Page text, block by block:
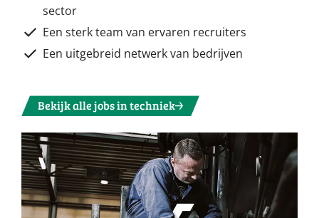
sector
Een sterk team van ervaren recruiters
Een uitgebreid netwerk van bedrijven
Bekijk alle jobs in techniek